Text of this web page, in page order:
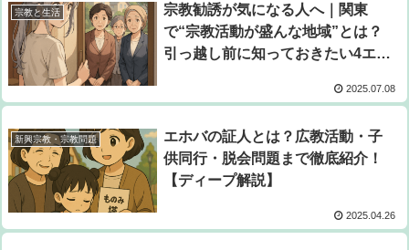
宗教と生活
宗教勧誘が気になる人へ｜関東
で“宗教活動が盛んな地域”とは？
引っ越し前に知っておきたい4エリ
2025.07.08
新興宗教・宗教問題
エホバの証人とは？広教活動・子
供同行・脱会問題まで徹底紹介！
【ディープ解説】
2025.04.26